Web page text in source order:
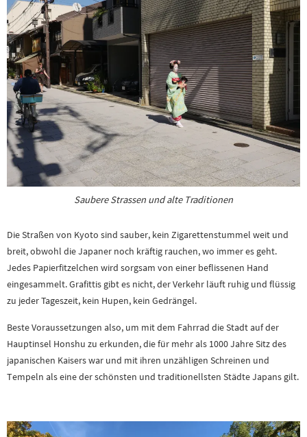
Saubere Strassen und alte Traditionen
Die Straßen von Kyoto sind sauber, kein Zigarettenstummel weit und
breit, obwohl die Japaner noch kräftig rauchen, wo immer es geht.
Jedes Papierfitzelchen wird sorgsam von einer beflissenen Hand
eingesammelt. Grafittis gibt es nicht, der Verkehr läuft ruhig und flüssig
zu jeder Tageszeit, kein Hupen, kein Gedrängel.
Beste Voraussetzungen also, um mit dem Fahrrad die Stadt auf der
Hauptinsel Honshu zu erkunden, die für mehr als 1000 Jahre Sitz des
japanischen Kaisers war und mit ihren unzähligen Schreinen und
Tempeln als eine der schönsten und traditionellsten Städte Japans gilt.